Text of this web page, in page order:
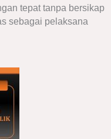
tepat tanpa bersikap
sebagai pelaksana